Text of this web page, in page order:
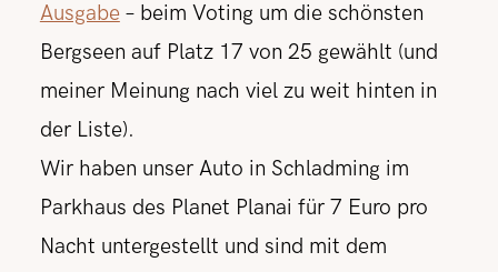
Ausgabe – beim Voting um die schönsten
Bergseen auf Platz 17 von 25 gewählt (und
meiner Meinung nach viel zu weit hinten in
der Liste).
Wir haben unser Auto in Schladming im
Parkhaus des Planet Planai für 7 Euro pro
Nacht untergestellt und sind mit dem